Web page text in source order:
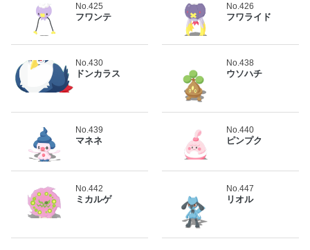
No.425
フワンテ
No.426
フワライド
No.430
ドンカラス
No.438
ウソハチ
No.439
マネネ
No.440
ピンプク
No.442
ミカルゲ
No.447
リオル